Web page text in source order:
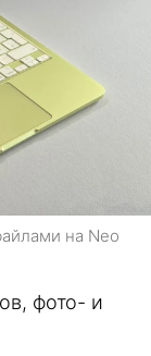
на Neo
фото- и